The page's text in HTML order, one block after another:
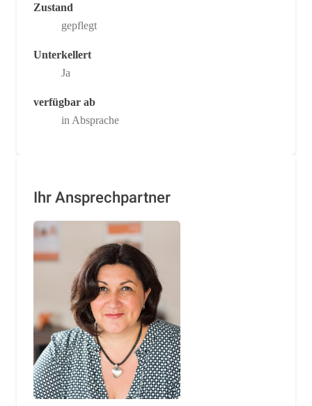
Zustand
gepflegt
Unterkellert
Ja
verfügbar ab
in Absprache
Ihr Ansprechpartner